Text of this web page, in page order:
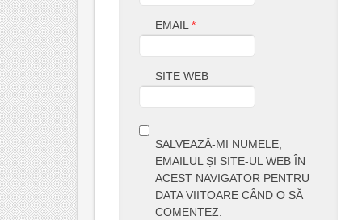
EMAIL*
SITE WEB
SALVEAZĂ-MI NUMELE,
EMAILUL ȘI SITE-UL WEB ÎN
ACEST NAVIGATOR PENTRU
DATA VIITOARE CÂND O SĂ
COMENTEZ.